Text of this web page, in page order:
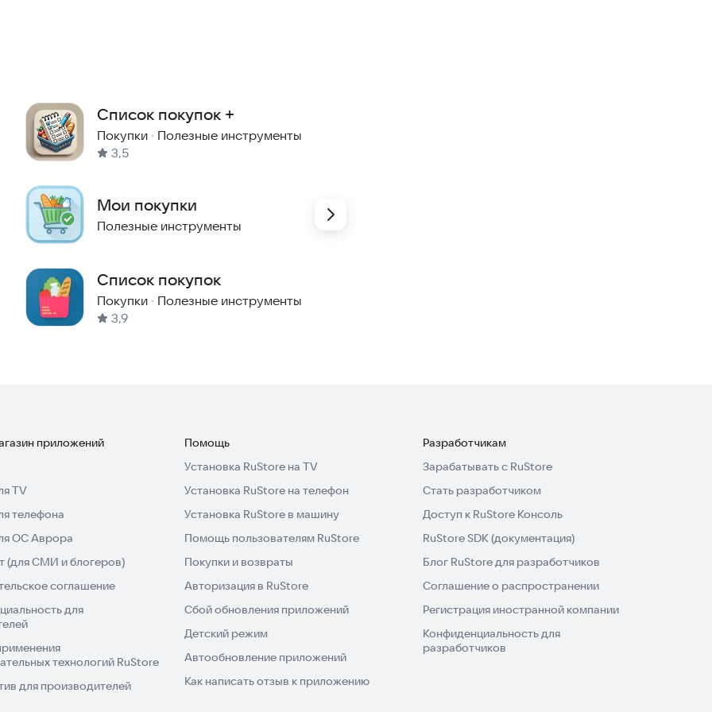
приложением.
планировщик продуктов, учёт расходов и карты
покупок в магазин, экономьте деньги и время!
Список покупок +
Покупки · Полезные инструменты
3,5
Мои покупки
Полезные инструменты
Список покупок
Покупки · Полезные инструменты
3,9
приложений
TV
телефона
ОС Аврора
(для СМИ и блогеров)
соглашение
для
технологий RuStore
для производителей
Помощь
Установка RuStore на TV
Установка RuStore на телефон
Установка RuStore в машину
Помощь пользователям RuStore
Покупки и возвраты
Авторизация в RuStore
Сбой обновления приложений
Детский режим
Автообновление приложений
Как написать отзыв к приложению
Разработчикам
Зарабатывать с RuStore
Стать разработчиком
Доступ к RuStore Консоль
RuStore SDK (документация)
Блог RuStore для разработчиков
Соглашение о распространении
Регистрация иностранной компании
Конфиденциальность для
разработчиков